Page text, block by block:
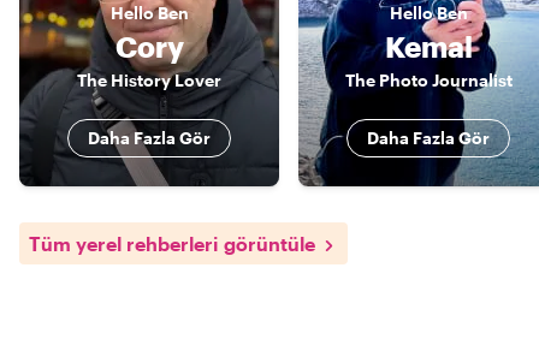
HelloBen
Cory
The History Lover
Daha Fazla Gör
HelloBen
Kemal
The Photo Journalist
Daha Fazla Gör
Tüm yerel rehberleri görüntüle